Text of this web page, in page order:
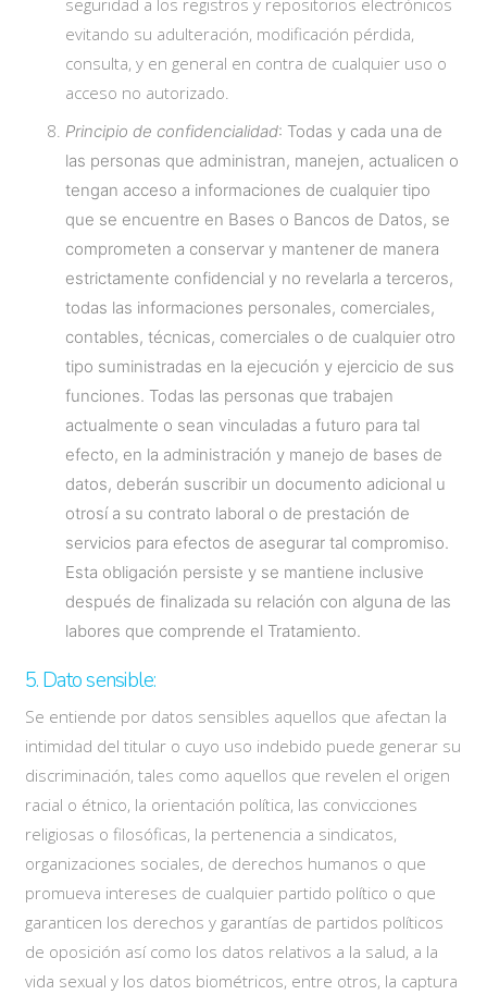
seguridad a los registros y repositorios electrónicos
evitando su adulteración, modificación pérdida,
consulta, y en general en contra de cualquier uso o
acceso no autorizado.
Principio de confidencialidad: Todas y cada una de
las personas que administran, manejen, actualicen o
tengan acceso a informaciones de cualquier tipo
que se encuentre en Bases o Bancos de Datos, se
comprometen a conservar y mantener de manera
estrictamente confidencial y no revelarla a terceros,
todas las informaciones personales, comerciales,
contables, técnicas, comerciales o de cualquier otro
tipo suministradas en la ejecución y ejercicio de sus
funciones. Todas las personas que trabajen
actualmente o sean vinculadas a futuro para tal
efecto, en la administración y manejo de bases de
datos, deberán suscribir un documento adicional u
otrosí a su contrato laboral o de prestación de
servicios para efectos de asegurar tal compromiso.
Esta obligación persiste y se mantiene inclusive
después de finalizada su relación con alguna de las
labores que comprende el Tratamiento.
5. Dato sensible:
Se entiende por datos sensibles aquellos que afectan la
intimidad del titular o cuyo uso indebido puede generar su
discriminación, tales como aquellos que revelen el origen
racial o étnico, la orientación política, las convicciones
religiosas o filosóficas, la pertenencia a sindicatos,
organizaciones sociales, de derechos humanos o que
promueva intereses de cualquier partido político o que
garanticen los derechos y garantías de partidos políticos
de oposición así como los datos relativos a la salud, a la
vida sexual y los datos biométricos, entre otros, la captura